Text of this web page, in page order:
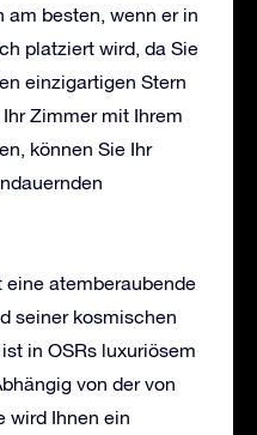
am besten, wenn er in
platziert wird, da Sie
einzigartigen Stern
Zimmer mit Ihrem
können Sie Ihr
atemberaubende
seiner kosmischen
in OSRs luxuriösem
von der von
wird Ihnen ein